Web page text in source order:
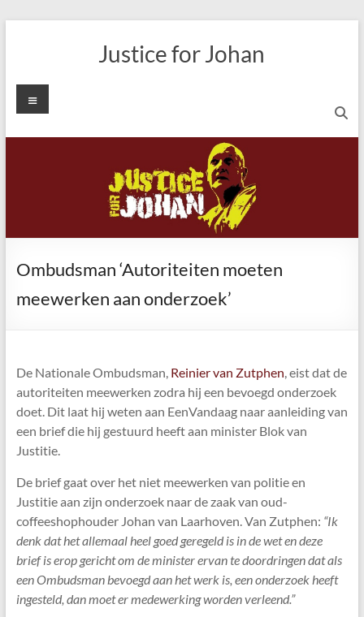
Justice for Johan
Menu
Ombudsman ‘Autoriteiten moeten
meewerken aan onderzoek’
De Nationale Ombudsman, Reinier van Zutphen, eist dat de
autoriteiten meewerken zodra hij een bevoegd onderzoek
doet. Dit laat hij weten aan EenVandaag naar aanleiding van
een brief die hij gestuurd heeft aan minister Blok van
Justitie.
De brief gaat over het niet meewerken van politie en
Justitie aan zijn onderzoek naar de zaak van oud-
coffeeshophouder Johan van Laarhoven. Van Zutphen: “Ik
denk dat het allemaal heel goed geregeld is in de wet en deze
brief is erop gericht om de minister ervan te doordringen dat als
een Ombudsman bevoegd aan het werk is, een onderzoek heeft
ingesteld, dan moet er medewerking worden verleend.”